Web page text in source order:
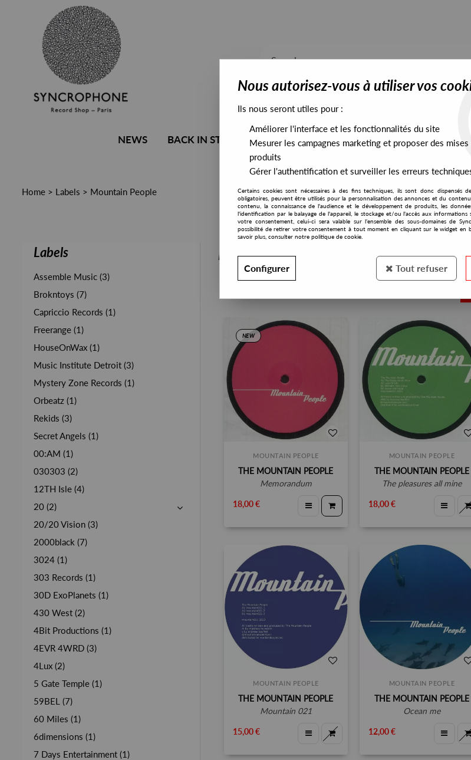
NEWS BACK IN STOCK ALL STOCK EXCLUSIVES PRESALES
Home > Labels > Mountain People
Labels
Assemble Music (3)
Brokntoys (7)
Capriccio Records (1)
Freerange (1)
HouseOnWax (1)
Music Institute Detroit (3)
Mystery Zone Records (1)
Orbeatz (1)
Rekids (3)
Secret Angels (1)
00:AM (1)
030303 (2)
12TH Isle (4)
20 (2)
20/20 Vision (3)
2000black (7)
3024 (1)
303 Records (1)
30D ExoPlanets (1)
430 West (2)
4Bit Productions (1)
4EVR 4WRD (3)
4Lux (2)
5 Gate Temple (1)
59BEL (7)
60 Miles (1)
6dimensions (1)
7 Days Entertainment (1)
PRESALES EXCLUSIVES
NEW
MOUNTAIN PEOPLE
THE MOUNTAIN PEOPLE
memorandum
18,00 €
MOUNTAIN PEOPLE
THE MOUNTAIN PEOPLE
the pleasures all mine
18,00 €
MOUNTAIN PEOPLE
THE MOUNTAIN PEOPLE
mountain 021
15,00 €
MOUNTAIN PEOPLE
THE MOUNTAIN PEOPLE
ocean me
12,00 €
Nous autorisez-vous à utiliser vos
Ils nous seront utiles pour :
Améliorer l'interface et les fonctionnalités du site
Mesurer les campagnes marketing et proposer des
produits
Gérer l'authentification et surveiller les erreurs
Certains cookies sont nécessaires à des fins techniques, ils sont donc dispensés
obligatoires, peuvent être utilisés pour la personnalisation des annonces et du
contenu, la connaissance de l'audience et le développement de produits, les
l'identification par le balayage de l'appareil, le stockage et/ou l'accès aux informations
votre consentement, celui-ci sera valable sur l’ensemble des sous-domaines de
possibilité de retirer votre consentement à tout moment en cliquant sur le widget en
savoir plus, consulter notre politique de cookie.
Configurer Tout refuser